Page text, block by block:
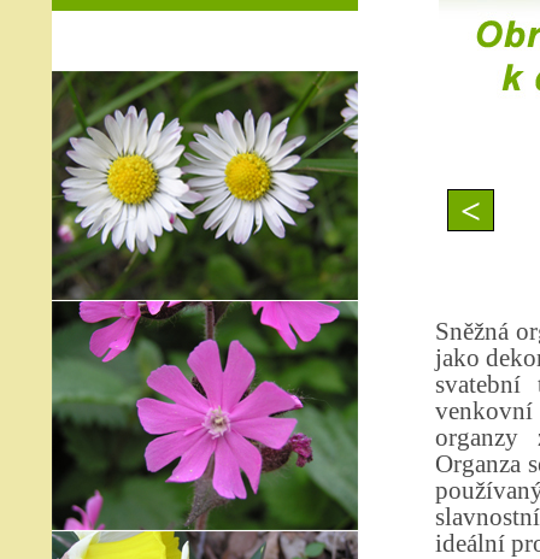
<
Sněžná
jako
organzy
Organza
ideální